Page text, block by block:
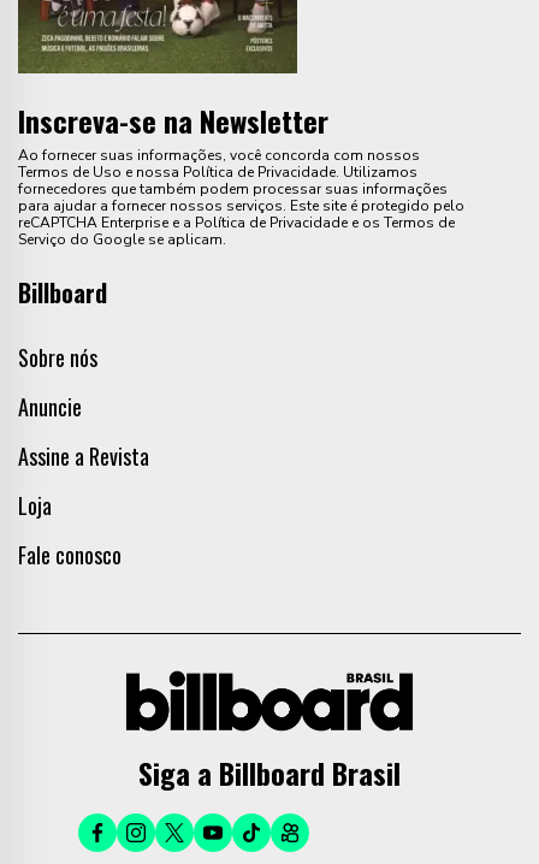
Inscreva-se na Newsletter
Ao fornecer suas informações, você concorda com nossos
Termos de Uso e nossa Política de Privacidade. Utilizamos
fornecedores que também podem processar suas informações
para ajudar a fornecer nossos serviços. Este site é protegido pelo
reCAPTCHA Enterprise e a Política de Privacidade e os Termos de
Serviço do Google se aplicam.
Billboard
Sobre nós
Anuncie
Assine a Revista
Loja
Fale conosco
Siga a Billboard Brasil